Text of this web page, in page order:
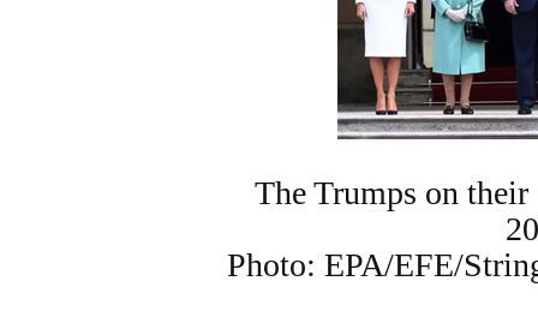
The Trumps on
Photo: EPA/EFE/